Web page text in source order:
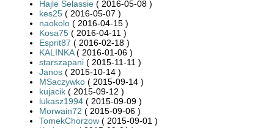
Hajle Selassie ( 2016-05-08 )
kes25 ( 2016-05-07 )
naokolo ( 2016-04-15 )
Kosa75 ( 2016-04-11 )
Esprit87 ( 2016-02-18 )
KALINKA( 2016-01-06 )
starszapani ( 2015-11-11 )
Janos ( 2015-10-14 )
MSaczywko ( 2015-09-14 )
kujacik ( 2015-09-12 )
lukasz1994 ( 2015-09-09 )
Morwain72 ( 2015-09-06 )
TomekChorzow ( 2015-09-01 )